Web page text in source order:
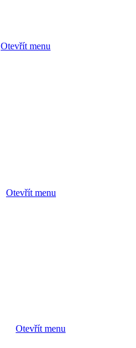
Otevřít menu
Otevřít menu
Otevřít menu